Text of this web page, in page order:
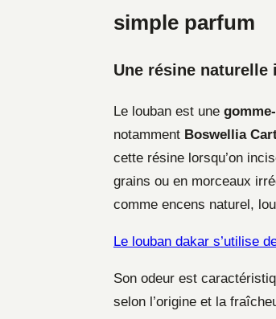
simple parfum
Une résine
Le louban est une
notamment Boswellia
cette résine lorsqu’on
grains ou en morceaux
comme encens naturel,
Le louban dakar s’utilise
Son odeur est
selon l’origine et la